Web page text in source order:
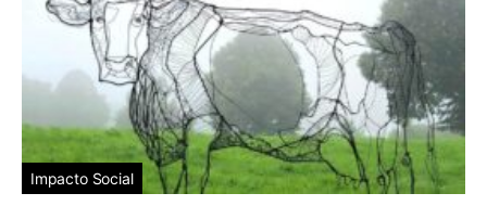
Impacto Social